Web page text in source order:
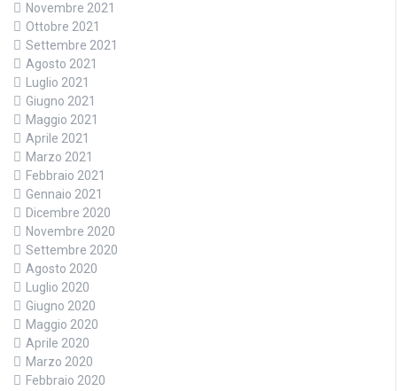
Novembre 2021
Ottobre 2021
Settembre 2021
Agosto 2021
Luglio 2021
Giugno 2021
Maggio 2021
Aprile 2021
Marzo 2021
Febbraio 2021
Gennaio 2021
Dicembre 2020
Novembre 2020
Settembre 2020
Agosto 2020
Luglio 2020
Giugno 2020
Maggio 2020
Aprile 2020
Marzo 2020
Febbraio 2020